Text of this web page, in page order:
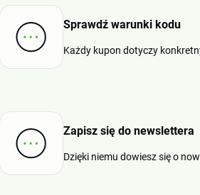
Sprawdź warunki kodu
Każdy kupon dotyczy
Zapisz się do newslettera
Dzięki niemu dowiesz się o